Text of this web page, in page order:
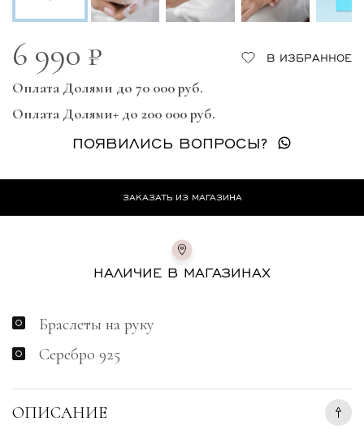
6 990 ₽ В ИЗБРАННОЕ
Оплата Долями до 70 000 руб.
Оплата Долями+ до 200 000 руб.
ПОЯВИЛИСЬ ВОПРОСЫ?
Браслеты на руку
Серебро 925
ЗАКАЗАТЬ ИЗ МАГАЗИНА
НАЛИЧИЕ В МАГАЗИНАХ
ОПИСАНИЕ